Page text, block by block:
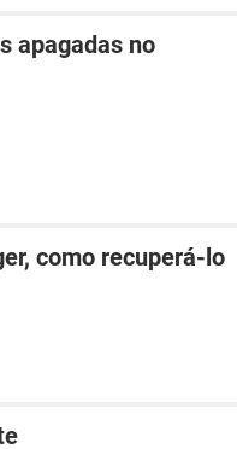
apagadas no
como recuperá-lo